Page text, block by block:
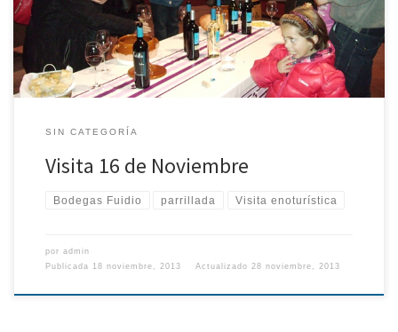
Nos vemos en Madrid!!!
SIN CATEGORÍA
Visita 16 de Noviembre
Bodegas Fuidio parrillada Visita enoturística
por admin
Publicada 18 noviembre, 2013 Actualizado 28 noviembre, 2013